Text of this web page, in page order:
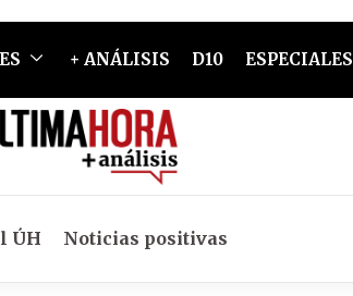
+ ANÁLISIS D10 ESPECIALES
ÚH Noticias positivas